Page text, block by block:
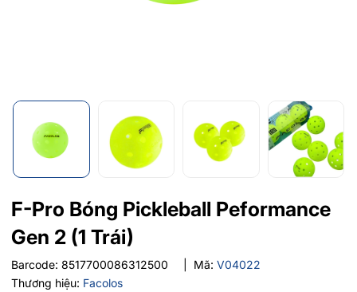
F-Pro Bóng Pickleball Peformance
Gen 2 (1 Trái)
Barcode: 8517700086312500 Mã: V04022
Thương hiệu: Facolos